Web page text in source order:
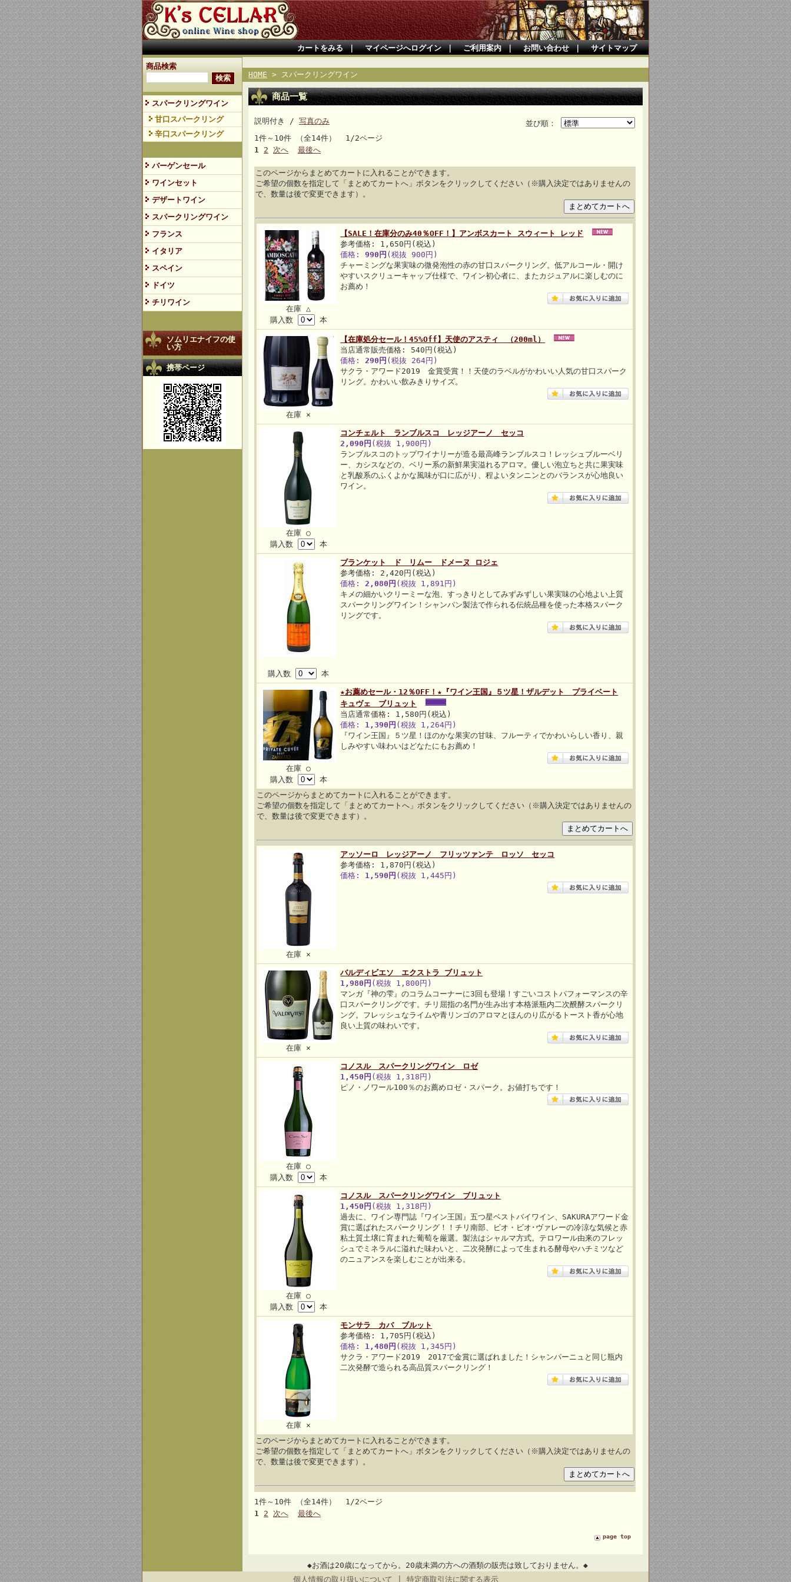
カートをみる｜ マイページへログイン｜ ご利用案内｜ お問い合わせ｜ サイトマップ
商品検索
スパークリングワイン
甘口スパークリング
辛口スパークリング
バーゲンセール
ワインセット
デザートワイン
スパークリングワイン
フランス
イタリア
スペイン
ドイツ
チリワイン
ソムリエナイフの使
い方
携帯ページ
HOME > スパークリングワイン
商品一覧
並び順：
説明付き / 写真のみ
1件～10件 （全14件） 1/2ページ
1 2 次へ 最後へ
このページからまとめてカートに入れることができます。
ご希望の個数を指定して「まとめてカートへ」ボタンをクリックしてください（※購入決定ではありませんの
で、数量は後で変更できます）。
在庫 △
購入数
本
【SALE！在庫分のみ40％OFF！】アンボスカート スウィート レッド
参考価格: 1,650円(税込)
価格:990円 (税抜 900円)
チャーミングな果実味の微発泡性の赤の甘口スパークリング。低アルコール・開け
やすいスクリューキャップ仕様で、ワイン初心者に、またカジュアルに楽しむのに
お薦め！
在庫 ×
【在庫処分セール！45%Off】天使のアスティ （200ml）
当店通常販売価格: 540円(税込)
価格:290円 (税抜 264円)
サクラ・アワード2019 金賞受賞！！天使のラベルがかわいい人気の甘口スパーク
リング。かわいい飲みきりサイズ。
在庫 ○
購入数
本
コンチェルト ランブルスコ レッジアーノ セッコ
2,090円 (税抜 1,900円)
ランブルスコのトップワイナリーが造る最高峰ランブルスコ！レッシュブルーベリ
ー、カシスなどの、ベリー系の新鮮果実溢れるアロマ。優しい泡立ちと共に果実味
と乳酸系のふくよかな風味が口に広がり、程よいタンニンとのバランスが心地良い
ワイン。
購入数 本
ブランケット ド リムー ドメーヌ ロジェ
参考価格: 2,420円(税込)
価格:2,080円 (税抜 1,891円)
キメの細かいクリーミーな泡、すっきりとしてみずみずしい果実味の心地よい上質
スパークリングワイン！シャンパン製法で作られる伝統品種を使った本格スパーク
リングです。
在庫 ○
購入数
本
★お薦めセール・12％OFF！★『ワイン王国』５ツ星！ザルデット プライベート
キュヴェ ブリュット
当店通常価格: 1,580円(税込)
価格: 1,390円 (税抜 1,264円)
『ワイン王国』５ツ星！ほのかな果実の甘味、フルーティでかわいらしい香り、親
しみやすい味わいはどなたにもお薦め！
このページからまとめてカートに入れることができます。
ご希望の個数を指定して「まとめてカートへ」ボタンをクリックしてください（※購入決定ではありませんの
で、数量は後で変更できます）。
在庫 ×
アッソーロ レッジアーノ フリッツァンテ ロッソ セッコ
参考価格: 1,870円(税込)
価格: 1,590円 (税抜 1,445円)
在庫 ×
バルディビエソ エクストラ ブリュット
1,980円 (税抜 1,800円)
マンガ『神の雫』のコラムコーナーに3回も登場！すごいコストパフォーマンスの辛
口スパークリングです。チリ屈指の名門が生み出す本格派瓶内二次醗酵スパークリ
ング。フレッシュなライムや青リンゴのアロマとほんのり広がるトースト香が心地
良い上質の味わいです。
在庫 ○
購入数
本
コノスル スパークリングワイン ロゼ
1,450円 (税抜 1,318円)
ピノ・ノワール100％のお薦めロゼ・スパーク。お値打ちです！
在庫 ○
購入数
本
コノスル スパークリングワイン ブリュット
1,450円 (税抜 1,318円)
過去に、ワイン専門誌『ワイン王国』五つ星ベストバイワイン、SAKURAアワード金
賞に選ばれたスパークリング！！チリ南部、ビオ・ビオ･ヴァレーの冷涼な気候と赤
粘土質土壌に育まれた葡萄を厳選。製法はシャルマ方式。テロワール由来のフレッ
シュでミネラルに溢れた味わいと、二次発酵によって生まれる酵母やハチミツなど
のニュアンスを楽しむことが出来る。
在庫 ×
モンサラ カバ ブルット
参考価格: 1,705円(税込)
価格: 1,480円 (税抜 1,345円)
サクラ・アワード2019 2017で金賞に選ばれました！シャンパーニュと同じ瓶内
二次発酵で造られる高品質スパークリング！
このページからまとめてカートに入れることができます。
ご希望の個数を指定して「まとめてカートへ」ボタンをクリックしてください（※購入決定ではありませんの
で、数量は後で変更できます）。
1件～10件 （全14件） 1/2ページ
1
2 次へ 最後へ
page top
◆お酒は20歳になってから。20歳未満の方への酒類の販売は致しておりません。◆
個人情報の取り扱いについて
特定商取引法に関する表示